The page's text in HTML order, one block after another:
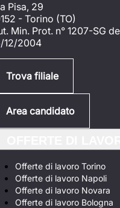
Pisa, 29
- Torino (TO)
Min. Prot. n° 1207-SG
12/2004
Trova filiale
Area candidato
Offerte di lavoro Torino
Offerte di lavoro Napoli
Offerte di lavoro Novara
Offerte di lavoro Bologna